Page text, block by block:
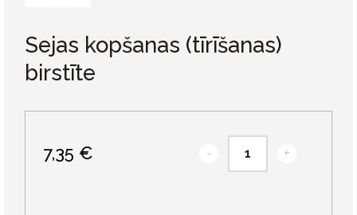
Sejas kopšanas (tīrīšanas)
birstīte
7,35 € - +